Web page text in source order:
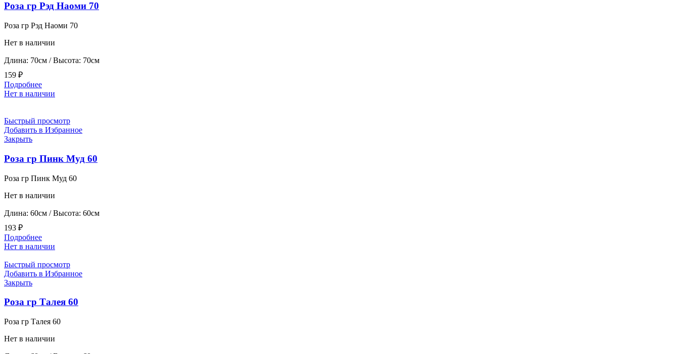
Роза гр Рэд Наоми 70
Роза гр Рэд Наоми 70
Нет в наличии
Длина: 70см / Высота: 70см
159 ₽
Подробнее
Нет в наличии
Быстрый просмотр
Добавить в Избранное
Закрыть
Роза гр Пинк Муд 60
Роза гр Пинк Муд 60
Нет в наличии
Длина: 60см / Высота: 60см
193 ₽
Подробнее
Нет в наличии
Быстрый просмотр
Добавить в Избранное
Закрыть
Роза гр Талея 60
Роза гр Талея 60
Нет в наличии